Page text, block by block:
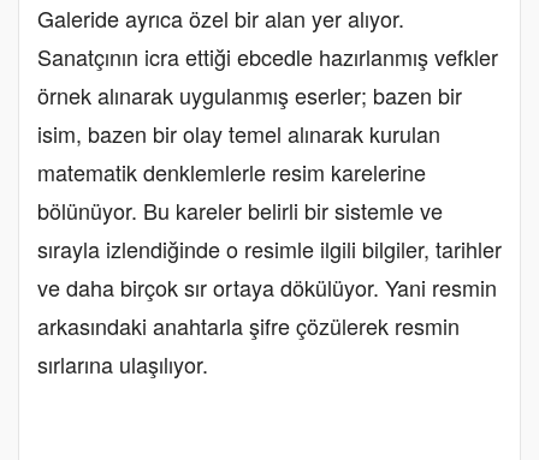
Galeride ayrıca özel bir alan yer alıyor.
Sanatçının icra ettiği ebcedle hazırlanmış vefkler
örnek alınarak uygulanmış eserler; bazen bir
isim, bazen bir olay temel alınarak kurulan
matematik denklemlerle resim karelerine
bölünüyor. Bu kareler belirli bir sistemle ve
sırayla izlendiğinde o resimle ilgili bilgiler, tarihler
ve daha birçok sır ortaya dökülüyor. Yani resmin
arkasındaki anahtarla şifre çözülerek resmin
sırlarına ulaşılıyor.